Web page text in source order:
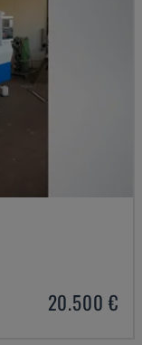
20.500 €